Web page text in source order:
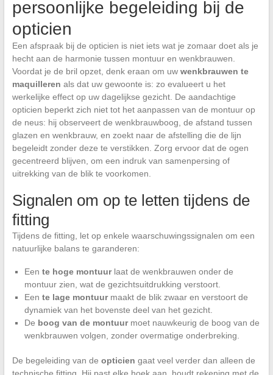
persoonlijke begeleiding bij de
opticien
Een afspraak bij de opticien is niet iets wat je zomaar doet als je
hecht aan de harmonie tussen montuur en wenkbrauwen.
Voordat je de bril opzet, denk eraan om uw wenkbrauwen te
maquilleren als dat uw gewoonte is: zo evalueert u het
werkelijke effect op uw dagelijkse gezicht. De aandachtige
opticien beperkt zich niet tot het aanpassen van de montuur op
de neus: hij observeert de wenkbrauwboog, de afstand tussen
glazen en wenkbrauw, en zoekt naar de afstelling die de lijn
begeleidt zonder deze te verstikken. Zorg ervoor dat de ogen
gecentreerd blijven, om een indruk van samenpersing of
uitrekking van de blik te voorkomen.
Signalen om op te letten tijdens de
fitting
Tijdens de fitting, let op enkele waarschuwingssignalen om een
natuurlijke balans te garanderen:
Een te hoge montuurlaat de wenkbrauwen onder de
montuur zien, wat de gezichtsuitdrukking verstoort.
Een te lage montuurmaakt de blik zwaar en verstoort de
dynamiek van het bovenste deel van het gezicht.
De boog van de montuurmoet nauwkeurig de boog van de
wenkbrauwen volgen, zonder overmatige onderbreking.
De begeleiding van de opticien gaat veel verder dan alleen de